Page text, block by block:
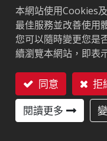
市場區隔:工業製造
晶片:Impinj M800
天線尺寸（mm）:
EPC記憶體
128
用戶記憶體:0/32
本網站使用Cookies
最佳服務並改善使用
您可以隨時變更您是
續瀏覽本網站，即表
同意
拒
閱讀更多